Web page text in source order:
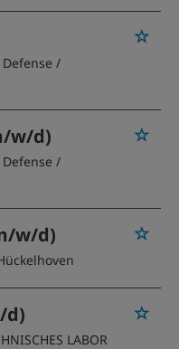
/
w/d)
/
w/d)
d)
LABOR